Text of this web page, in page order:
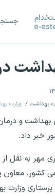
بهداشت وزارت
و
خبر داد.
مهر به
کشور،
پرستاری